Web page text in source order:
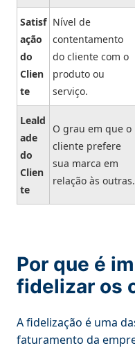
Satisf
ação
do
Clien
te
Nível de
contentamento
do cliente com o
produto ou
serviço.
Leald
ade
do
Clien
te
O grau em que o
cliente prefere
sua marca em
relação às outras.
Por que é
fidelizar os
A fidelização é uma
faturamento da